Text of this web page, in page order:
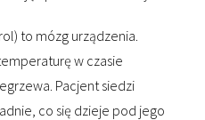
to mózg urządzenia.
w czasie
Pacjent siedzi
co się dzieje pod jego